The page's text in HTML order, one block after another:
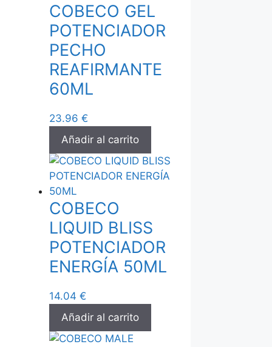
COBECO GEL
POTENCIADOR
PECHO
REAFIRMANTE
60ML
23.96 €
Añadir al carrito
COBECO
LIQUID BLISS
POTENCIADOR
ENERGÍA 50ML
14.04 €
Añadir al carrito